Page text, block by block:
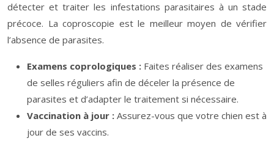
détecter et traiter les infestations parasitaires à un stade
précoce. La coproscopie est le meilleur moyen de vérifier
l’absence de parasites.
Examens coprologiques : Faites réaliser des examens
de selles réguliers afin de déceler la présence de
parasites et d’adapter le traitement si nécessaire.
Vaccination à jour : Assurez-vous que votre chien est à
jour de ses vaccins.